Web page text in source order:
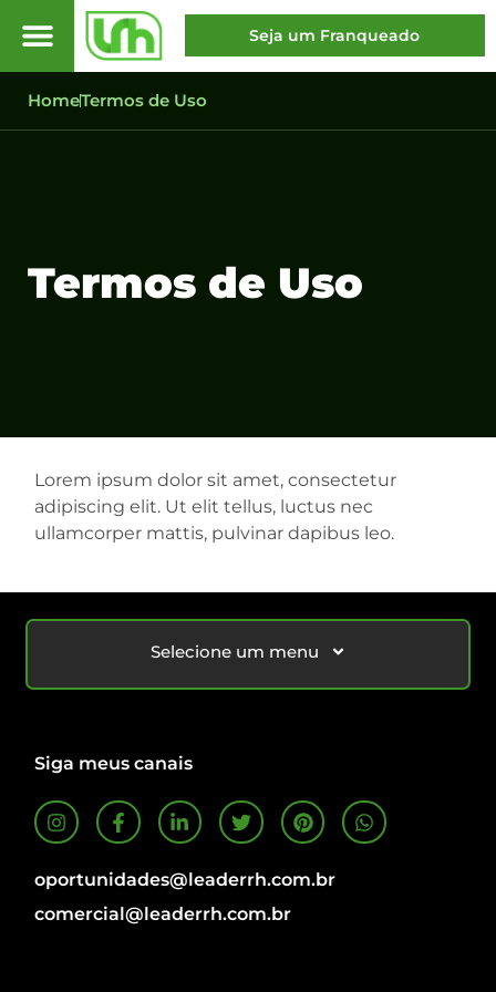
Seja um Franqueado
HomeTermos de Uso
Termos de Uso
Lorem ipsum dolor sit amet, consectetur
adipiscing elit. Ut elit tellus, luctus nec
ullamcorper mattis, pulvinar dapibus leo.
Selecione um menu
Siga meus canais
oportunidades@leaderrh.com.br
comercial@leaderrh.com.br